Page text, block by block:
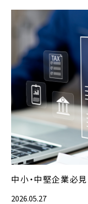
中小・中堅企業必
2026.05.27